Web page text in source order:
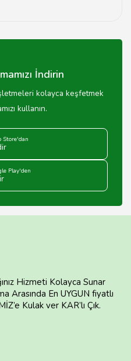
Genellikle 50
İndirin
kolayca keşfetmek
kullanın.
Store'dan
Play'den
Hizmeti Kolayca Sunar
Arasında En UYGUN fiyatlı
Kulak ver KAR’lı Çık.